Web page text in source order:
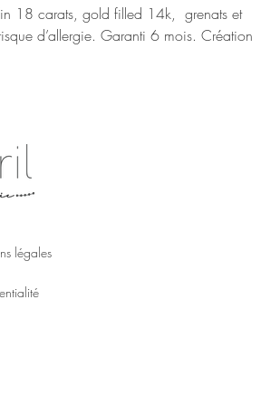
18 carats, gold filled 14k, grenats et
d’allergie. Garanti 6 mois. Création
légales